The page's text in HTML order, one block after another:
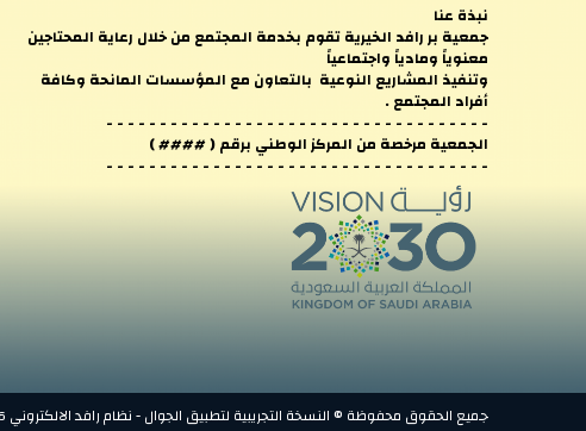
نبذة عنا
جمعية بر رافد الخيرية تقوم بخدمة المجتمع من خلال رعاية المحتاجين
معنوياً ومادياً واجتماعياً
وتنفيذ المشاريع النوعية بالتعاون مع المؤسسات المانحة وكافة
أفراد المجتمع .
- - - - - - - - - - - - - - - - - - - - - - - - - - - - - - - - - - - -
الجمعية مرخصة من المركز الوطني برقم ( #### )
- - - - - - - - - - - - - - - - - - - - - - - - - - - - - - - - - - - -
جميع الحقوق محفوظة © النسخة التجريبية لتطبيق الجوال - نظام رافد الالكتروني 2026